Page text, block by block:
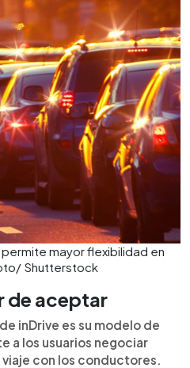
mayor flexibilidad en
Shutterstock
de aceptar
inDrive es su modelo de
a los usuarios negociar
con los conductores.